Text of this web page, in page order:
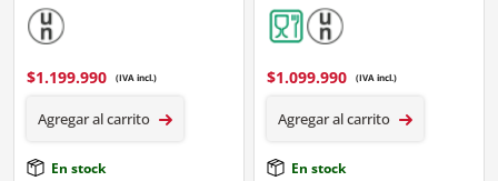
$1.199.990 (IVA incl.)
Agregar al carrito
En stock
$1.099.990 (IVA incl.)
Agregar al carrito
En stock